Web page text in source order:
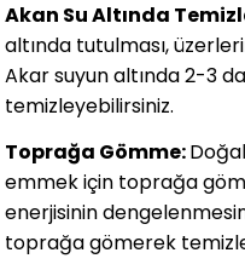
Akan Su Altında
altında tutulması,
Akar suyun altında 2-3
temizleyebilirsiniz.
Toprağa Gömme:
emmek için toprağa
enerjisinin
toprağa gömerek